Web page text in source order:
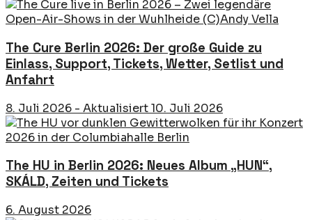
The Cure Berlin 2026: Der große Guide zu
Einlass, Support, Tickets, Wetter, Setlist und
Anfahrt
8. Juli 2026 - Aktualisiert 10. Juli 2026
The HU in Berlin 2026: Neues Album „HUN“,
SKÁLD, Zeiten und Tickets
6. August 2026